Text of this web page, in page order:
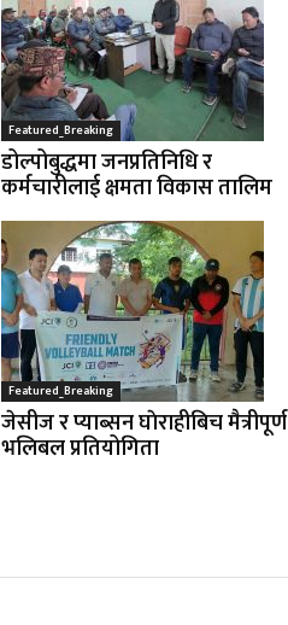
Featured_Breaking
डोल्पोबुद्धमा जनप्रतिनिधि र
कर्मचारीलाई क्षमता विकास तालिम
Featured_Breaking
जेसीज र प्याब्सन घाेराहीबिच मैत्रीपूर्ण
भलिबल प्रतियोगिता